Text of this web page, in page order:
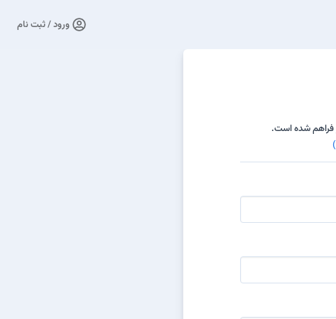
ورود / ثبت نام
فراهم شده است.